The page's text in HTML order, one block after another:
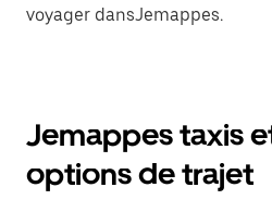
voyager dansJemappes.
Jemappes taxis
options de trajet